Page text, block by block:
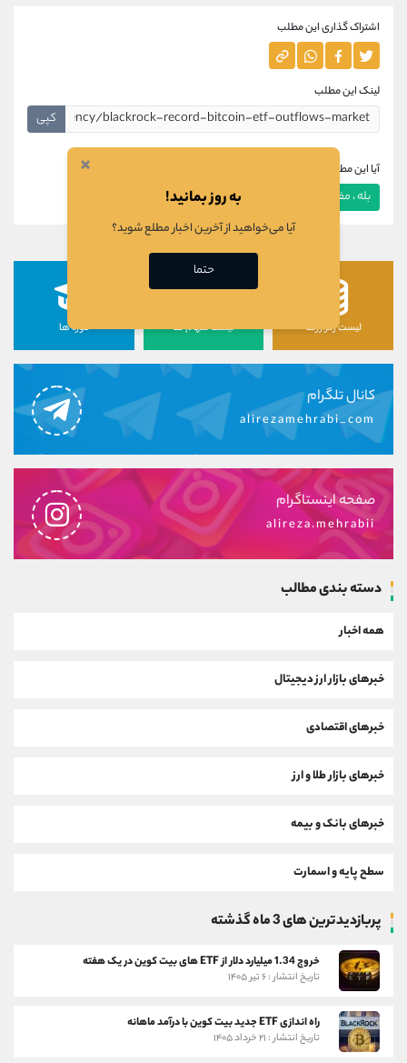
اشتراک گذاری این مطلب
لینک این مطلب
کپی
آیا این مطلب برای شما مفید بود؟
بله ، مفید بود خیر ، مفید نبود
لیست رمزارزها لیست سهام ها دوره ها
کانال تلگرام
alirezamehrabi_com
صفحه اینستاگرام
alireza.mehrabii
دسته بندی مطالب
همه اخبار
خبرهای بازار ارز دیجیتال
خبرهای اقتصادی
خبرهای بازار طلا و ارز
خبرهای بانک و بیمه
سطح پایه و اسمارت
پربازدیدترین های 3 ماه گذشته
خروج 1.34 میلیارد دلار از ETF های بیت کوین در یک هفته
تاریخ انتشار : ۶ تیر ۱۴۰۵
راه اندازی ETF جدید بیت کوین با درآمد ماهانه
تاریخ انتشار : ۲۱ خرداد ۱۴۰۵
×
به روز بمانید!
آیا می‌خواهید از آخرین اخبار مطلع شوید؟
حتما